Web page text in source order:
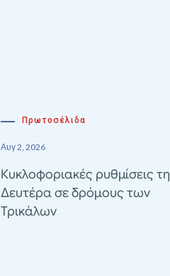
Πρωτοσέλιδα
Αυγ 2, 2026
Κυκλοφοριακές ρυθμίσεις τη
Δευτέρα σε δρόμους των
Τρικάλων